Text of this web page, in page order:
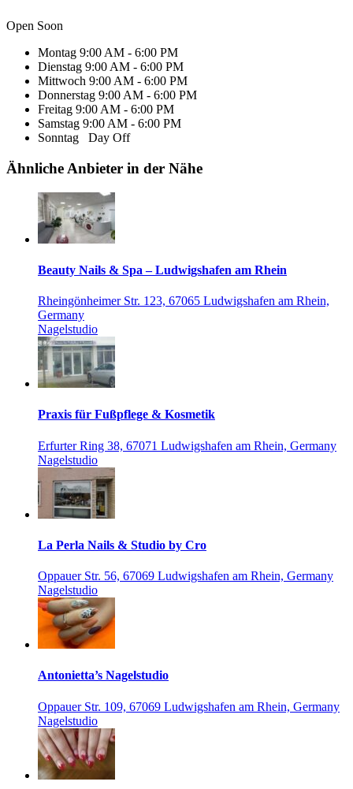
Open Soon
Montag 9:00 AM - 6:00 PM
Dienstag 9:00 AM - 6:00 PM
Mittwoch 9:00 AM - 6:00 PM
Donnerstag 9:00 AM - 6:00 PM
Freitag 9:00 AM - 6:00 PM
Samstag 9:00 AM - 6:00 PM
Sonntag Day Off
Ähnliche Anbieter in der Nähe
Beauty Nails & Spa – Ludwigshafen am Rhein
Rheingönheimer Str. 123, 67065 Ludwigshafen am Rhein,
Germany
Nagelstudio
Praxis für Fußpflege & Kosmetik
Erfurter Ring 38, 67071 Ludwigshafen am Rhein, Germany
Nagelstudio
La Perla Nails & Studio by Cro
Oppauer Str. 56, 67069 Ludwigshafen am Rhein, Germany
Nagelstudio
Antonietta’s Nagelstudio
Oppauer Str. 109, 67069 Ludwigshafen am Rhein, Germany
Nagelstudio